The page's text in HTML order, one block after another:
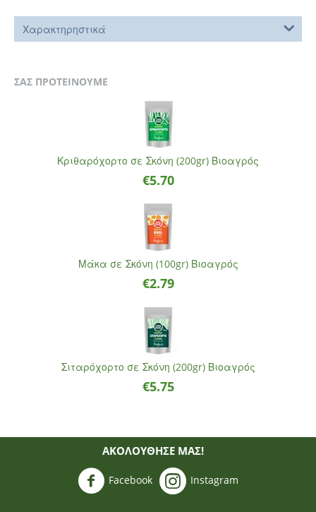
Χαρακτηρηστικά
ΣΑΣ ΠΡΟΤΕΙΝΟΥΜΕ
Κριθαρόχορτο σε Σκόνη (200gr) Βιοαγρός
€5.70
Μάκα σε Σκόνη (100gr) Βιοαγρός
€2.79
Σιταρόχορτο σε Σκόνη (200gr) Βιοαγρός
€5.75
ΑΚΟΛΟΥΘΗΣΈ ΜΑΣ!
Facebook Instagram